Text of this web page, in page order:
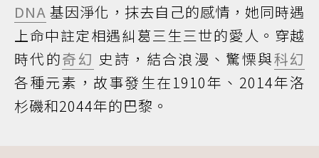
DNA 基因淨化，抹去自己的感情，她同時遇
上命中註定相遇糾葛三生三世的愛人。穿越
時代的奇幻 史詩，結合浪漫、驚慄與科幻
各種元素，故事發生在1910年、2014年洛
杉磯和2044年的巴黎。